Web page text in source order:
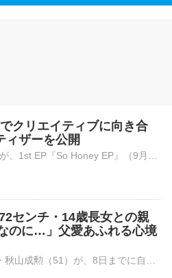
クリエイティブに向き合
ザーを公開
センチ・14歳長女との親
のに…」父愛あふれる心境